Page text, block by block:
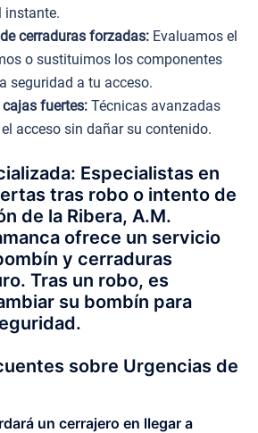
instante.
cerraduras forzadas: Evaluamos el
o sustituimos los componentes
seguridad a tu acceso.
fuertes: Técnicas avanzadas
acceso sin dañar su contenido.
Especialistas en
tras robo o intento de
de la Ribera, A.M.
ofrece un servicio
y cerraduras
Tras un robo, es
su bombín para
sobre Urgencias de
un cerrajero en llegar a